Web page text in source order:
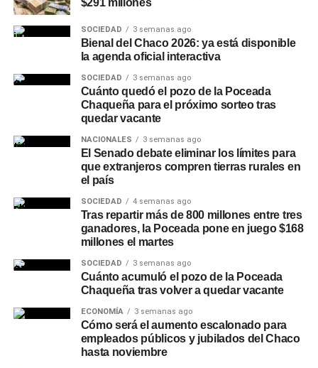
Másnoticias de Charataen
$291 millones
SOCIEDAD 3 semanas ago
Bienal del Chaco 2026: ya está disponible
la agenda oficial interactiva
SOCIEDAD 3 semanas ago
Cuánto quedó el pozo de la Poceada
Chaqueña para el próximo sorteo tras
quedar vacante
NACIONALES 3 semanas ago
El Senado debate eliminar los límites para
que extranjeros compren tierras rurales en
el país
SOCIEDAD 4 semanas ago
Tras repartir más de 800 millones entre tres
ganadores, la Poceada pone en juego $168
millones el martes
SOCIEDAD 3 semanas ago
Cuánto acumuló el pozo de la Poceada
Chaqueña tras volver a quedar vacante
ECONOMÍA 3 semanas ago
Cómo será el aumento escalonado para
empleados públicos y jubilados del Chaco
hasta noviembre